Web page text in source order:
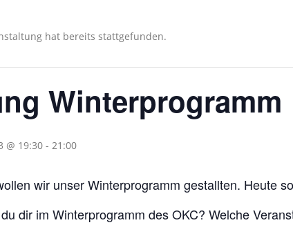
hat bereits stattgefunden.
Winterprogramm
@ 19:30 - 21:00
wir unser Winterprogramm gestallten. Heute
dir im Winterprogramm des OKC? Welche